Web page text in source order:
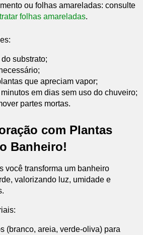
ou folhas amareladas: consulte
folhas amareladas.
substrato;
que apreciam vapor;
em dias sem uso do chuveiro;
partes mortas.
com Plantas
Banheiro!
você transforma um banheiro
valorizando luz, umidade e
(branco, areia, verde-oliva) para